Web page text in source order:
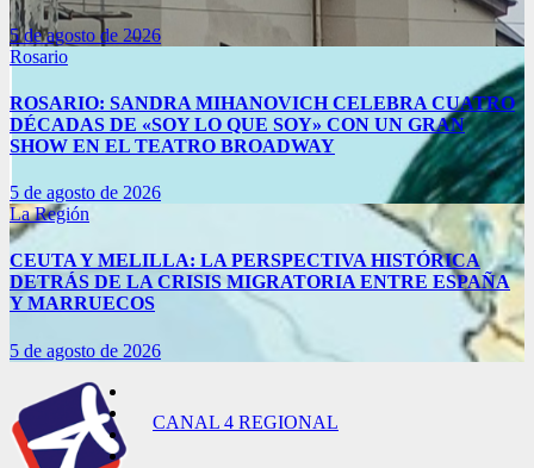
5 de agosto de 2026
Rosario
ROSARIO: SANDRA MIHANOVICH CELEBRA CUATRO
DÉCADAS DE «SOY LO QUE SOY» CON UN GRAN
SHOW EN EL TEATRO BROADWAY
5 de agosto de 2026
La Región
CEUTA Y MELILLA: LA PERSPECTIVA HISTÓRICA
DETRÁS DE LA CRISIS MIGRATORIA ENTRE ESPAÑA
Y MARRUECOS
5 de agosto de 2026
CANAL 4 REGIONAL